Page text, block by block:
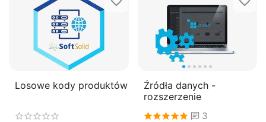
Losowe kody produktów
Źródła danych -
rozszerzenie
3